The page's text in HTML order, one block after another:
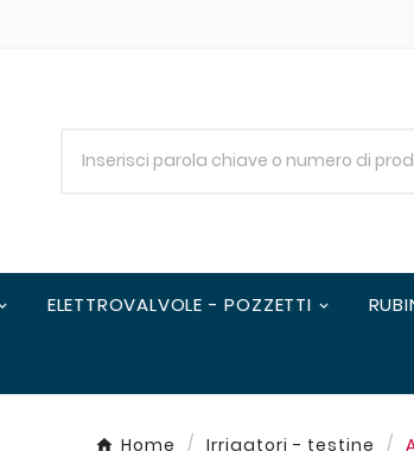
ELETTROVALVOLE - POZZETTI
Home Irrigatori - testine